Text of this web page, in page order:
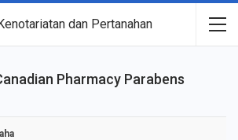
dan Pertanahan
Pharmacy Parabens